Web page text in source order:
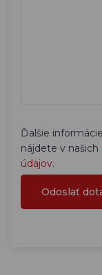
Ďalšie
nájdete v našich
údajov.